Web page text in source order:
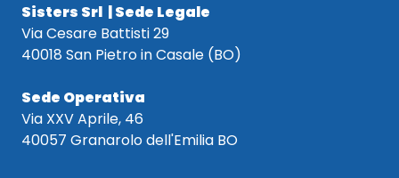
Sisters Srl | Sede Legale
Via Cesare Battisti 29
40018 San Pietro in Casale (BO)
Sede Operativa
Via XXV Aprile, 46
40057 Granarolo dell'Emilia BO